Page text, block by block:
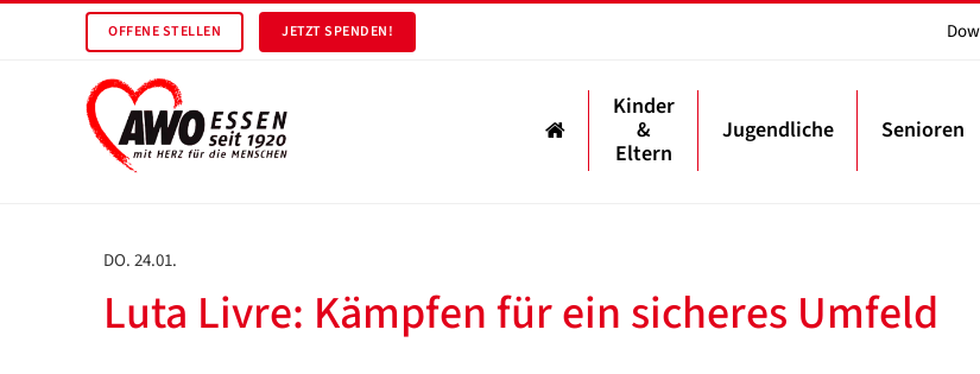
OFFENE STELLEN JETZT SPENDEN!
Kinder
&
Eltern
Jugendliche Senioren
DO. 24.01.
Luta Livre: Kämpfen für ein sicheres Umfeld